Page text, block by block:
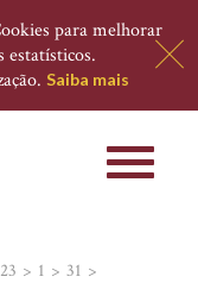
para melhorar
estatísticos.
Saiba mais
Toggle
1
31